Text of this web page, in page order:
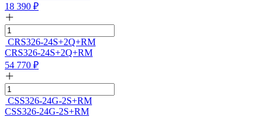
18 390 ₽
CRS326-24S+2Q+RM
CRS326-24S+2Q+RM
54 770 ₽
CSS326-24G-2S+RM
CSS326-24G-2S+RM